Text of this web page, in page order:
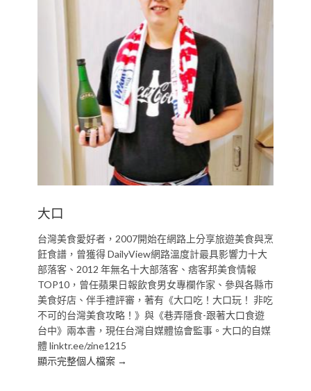
大口
台灣美食愛好者，2007開始在網路上分享旅遊美食與烹
飪食譜，曾獲得 DailyView網路溫度計最具影響力十大
部落客、2012 年無名十大部落客、痞客邦美食情報
TOP10，曾任蘋果日報飲食男女專欄作家、參與各縣市
美食好店、伴手禮評審，著有《大口吃！大口玩！ 非吃
不可的台灣美食攻略！》與《巷弄隱食-跟著大口食遊
台中》兩本書，現任台灣自媒體協會監事。大口的自媒
體 linktr.ee/zine1215
顯示完整個人檔案 →